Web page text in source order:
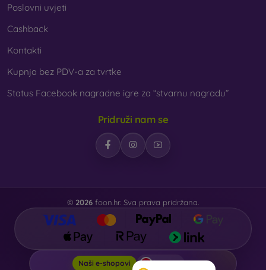
Poslovni uvjeti
Cashback
Kontakti
Kupnja bez PDV-a za tvrtke
Status Facebook nagradne igre za “stvarnu nagradu”
Pridruži nam se
© 2026 foon.hr. Sva prava pridržana.
Naši e-shopovi foon.hr